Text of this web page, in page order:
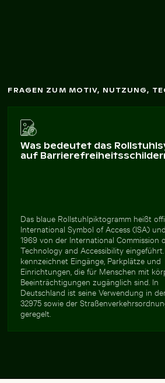
FRAGEN ZUM MOTIV, NUTZUNG,
Was bedeutet das
auf
Das blaue Rollstuhlpiktogramm heißt
International Symbol of Access (ISA)
1969 von der International Commission
Technology and Accessibility eingeführt.
kennzeichnet Eingänge, Parkplätze und
Einrichtungen, die für Menschen mit
Beeinträchtigungen zugänglich sind. In
Deutschland ist seine Verwendung in
32975 sowie der
geregelt.